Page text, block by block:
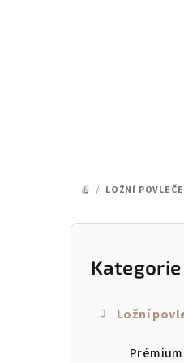
DOMŮ
/ LOŽNÍ
P
Přeskočit
kategorie
Kategorie
Ložní
Prémium